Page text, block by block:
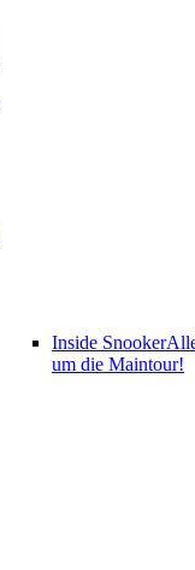
Inside Snooker
um die Maintour!